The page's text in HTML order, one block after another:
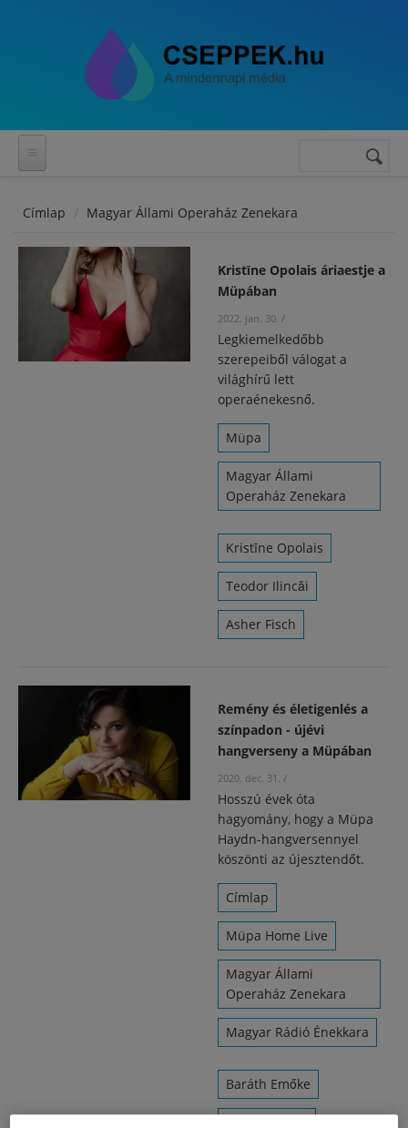
Keresés
Címlap Magyar Állami Operaház Zenekara
Kristīne Opolais áriaestje a
Müpában
2022. jan. 30. /
Legkiemelkedőbb
szerepeiből válogat a
világhírű lett
operaénekesnő.
Müpa
Magyar Állami
Operaház Zenekara
Kristīne Opolais
Teodor Ilincăi
Asher Fisch
Remény és életigenlés a
színpadon - újévi
hangverseny a Müpában
2020. dec. 31. /
Hosszú évek óta
hagyomány, hogy a Müpa
Haydn-hangversennyel
köszönti az újesztendőt.
Címlap
Müpa Home Live
Magyar Állami
Operaház Zenekara
Magyar Rádió Énekkara
Baráth Emőke